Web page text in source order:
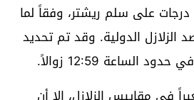
بلغت قوة الهزة 3.10 درجات على سلم ريشتر، وفقاً لما
الزلازل الدولية. وقد تم تحديد
12:59 زوالاً.